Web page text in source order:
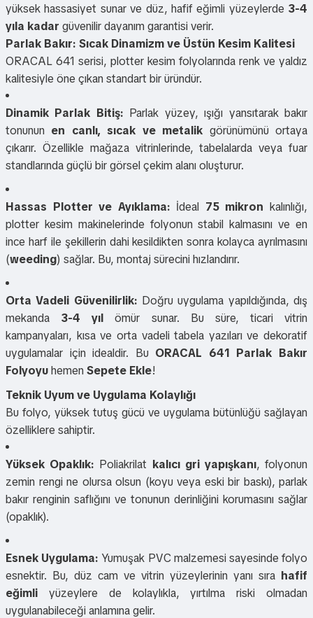
yüksek hassasiyet sunar ve düz, hafif eğimli yüzeylerde 3-4
yıla kadar güvenilir dayanım garantisi verir.
Parlak Bakır: Sıcak Dinamizm ve Üstün Kesim Kalitesi
ORACAL 641 serisi, plotter kesim folyolarında renk ve yaldız
kalitesiyle öne çıkan standart bir üründür.
Dinamik Parlak Bitiş: Parlak yüzey, ışığı yansıtarak bakır
tonunun en canlı, sıcak ve metalik görünümünü ortaya
çıkarır. Özellikle mağaza vitrinlerinde, tabelalarda veya fuar
standlarında güçlü bir görsel çekim alanı oluşturur.
Hassas Plotter ve Ayıklama: İdeal 75 mikron kalınlığı,
plotter kesim makinelerinde folyonun stabil kalmasını ve en
ince harf ile şekillerin dahi kesildikten sonra kolayca ayrılmasını
(weeding) sağlar. Bu, montaj sürecini hızlandırır.
Orta Vadeli Güvenilirlik: Doğru uygulama yapıldığında, dış
mekanda 3-4 yıl ömür sunar. Bu süre, ticari vitrin
kampanyaları, kısa ve orta vadeli tabela yazıları ve dekoratif
uygulamalar için idealdir. Bu ORACAL 641 Parlak Bakır
Folyoyuhemen Sepete Ekle!
Teknik Uyum ve Uygulama Kolaylığı
Bu folyo, yüksek tutuş gücü ve uygulama bütünlüğü sağlayan
özelliklere sahiptir.
Yüksek Opaklık: Poliakrilat kalıcı gri yapışkanı, folyonun
zemin rengi ne olursa olsun (koyu veya eski bir baskı), parlak
bakır renginin saflığını ve tonunun derinliğini korumasını sağlar
(opaklık).
Esnek Uygulama: Yumuşak PVC malzemesi sayesinde folyo
esnektir. Bu, düz cam ve vitrin yüzeylerinin yanı sıra hafif
eğimli yüzeylere de kolaylıkla, yırtılma riski olmadan
uygulanabileceği anlamına gelir.